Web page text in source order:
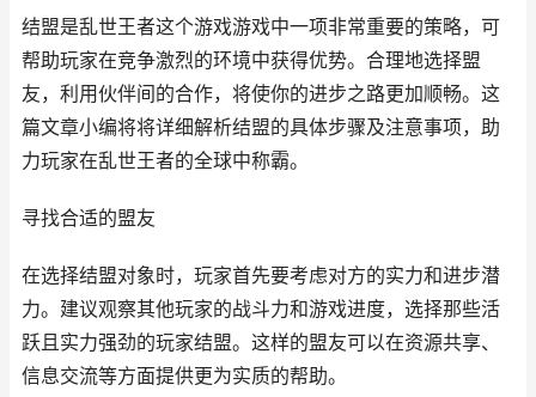
结盟是乱世王者这个游戏游戏中一项非常重要的策略，可
帮助玩家在竞争激烈的环境中获得优势。合理地选择盟
友，利用伙伴间的合作，将使你的进步之路更加顺畅。这
篇文章小编将将详细解析结盟的具体步骤及注意事项，助
力玩家在乱世王者的全球中称霸。
寻找合适的盟友
在选择结盟对象时，玩家首先要考虑对方的实力和进步潜
力。建议观察其他玩家的战斗力和游戏进度，选择那些活
跃且实力强劲的玩家结盟。这样的盟友可以在资源共享、
信息交流等方面提供更为实质的帮助。